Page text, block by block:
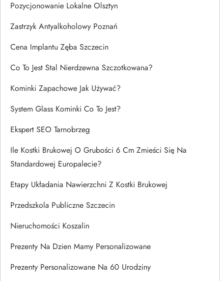
Pozycjonowanie Lokalne Olsztyn
Zastrzyk Antyalkoholowy Poznań
Cena Implantu Zęba Szczecin
Co To Jest Stal Nierdzewna Szczotkowana?
Kominki Zapachowe Jak Używać?
System Glass Kominki Co To Jest?
Ekspert SEO Tarnobrzeg
Ile Kostki Brukowej O Grubości 6 Cm Zmieści Się Na
Standardowej Europalecie?
Etapy Układania Nawierzchni Z Kostki Brukowej
Przedszkola Publiczne Szczecin
Nieruchomości Koszalin
Prezenty Na Dzien Mamy Personalizowane
Prezenty Personalizowane Na 60 Urodziny